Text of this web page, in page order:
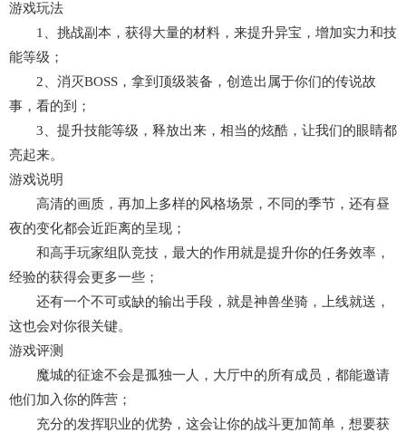
游戏玩法
1、挑战副本，获得大量的材料，来提升异宝，增加实力和技
能等级；
2、消灭BOSS，拿到顶级装备，创造出属于你们的传说故
事，看的到；
3、提升技能等级，释放出来，相当的炫酷，让我们的眼睛都
亮起来。
游戏说明
高清的画质，再加上多样的风格场景，不同的季节，还有昼
夜的变化都会近距离的呈现；
和高手玩家组队竞技，最大的作用就是提升你的任务效率，
经验的获得会更多一些；
还有一个不可或缺的输出手段，就是神兽坐骑，上线就送，
这也会对你很关键。
游戏评测
魔城的征途不会是孤独一人，大厅中的所有成员，都能邀请
他们加入你的阵营；
充分的发挥职业的优势，这会让你的战斗更加简单，想要获